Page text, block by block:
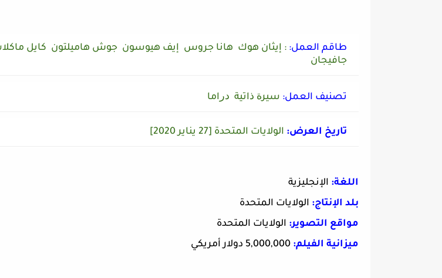
طاقم العمل: : إيثان هوك هانا جروس إيف هيوسون جوش هاميلتون كايل
جافيجان
تصنيف العمل: ﺳﻴﺮﺓ ﺫاﺗﻴﺔ ﺩﺭاﻣﺎ
تاريخ العرض: الولايات المتحدة [27 يناير 2020]
اللغة: الإنجليزية
بلد الإنتاج: الولايات المتحدة
مواقع التصوير: الولايات المتحدة
ميزانية الفيلم: 5,000,000 دولار أمريكي